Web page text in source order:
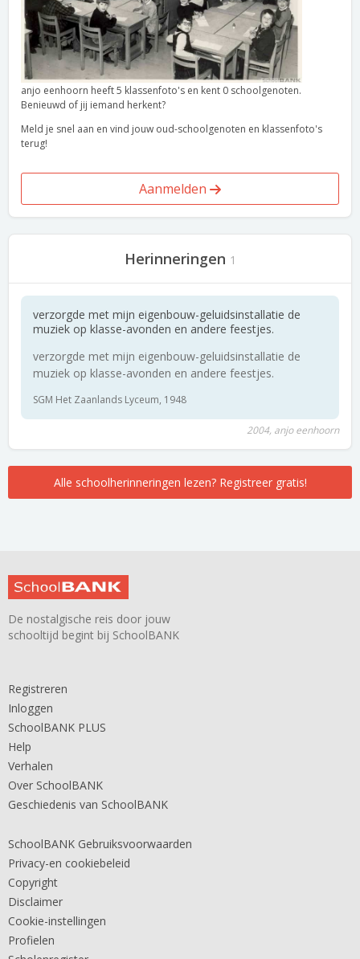
anjo eenhoorn heeft 5 klassenfoto's en kent 0 schoolgenoten.
Benieuwd of jij iemand herkent?
Meld je snel aan en vind jouw oud-schoolgenoten en klassenfoto's
terug!
Aanmelden
Herinneringen 1
verzorgde met mijn eigenbouw-geluidsinstallatie de
muziek op klasse-avonden en andere feestjes.
verzorgde met mijn eigenbouw-geluidsinstallatie de
muziek op klasse-avonden en andere feestjes.
SGM Het Zaanlands Lyceum, 1948
2004, anjo eenhoorn
Alle schoolherinneringen lezen? Registreer gratis!
De nostalgische reis door jouw
schooltijd begint bij SchoolBANK
Registreren
Inloggen
SchoolBANK PLUS
Help
Verhalen
Over SchoolBANK
Geschiedenis van SchoolBANK
SchoolBANK Gebruiksvoorwaarden
Privacy-en cookiebeleid
Copyright
Disclaimer
Cookie-instellingen
Profielen